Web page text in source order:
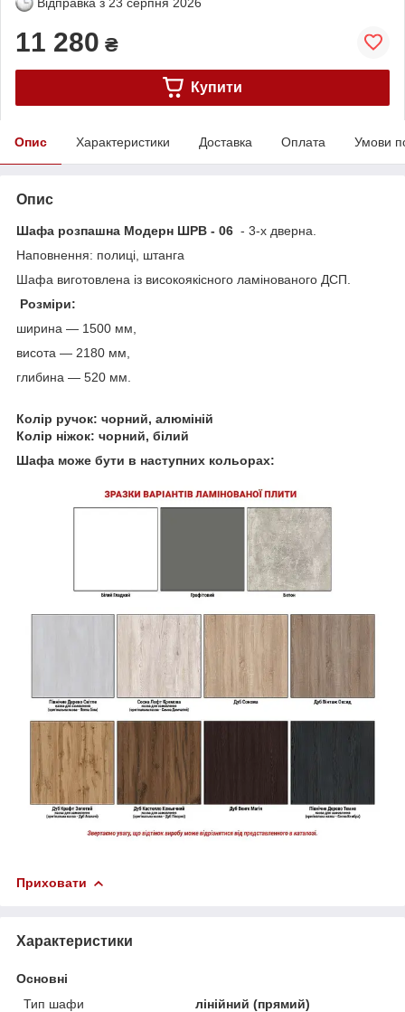
11 280 ₴
Купити
Опис Характеристики Доставка Оплата Умови
Опис
Шафа розпашна Модерн ШРВ - 06 - 3-х дверна.
Наповнення: полиці, штанга
Шафа виготовлена із високоякісного ламінованого ДСП.
Розміри:
ширина — 1500 мм,
висота — 2180 мм,
глибина — 520 мм.
Колір ручок: чорний, алюміній
Колір ніжок: чорний, білий
Шафа може бути в наступних кольорах:
Приховати
Характеристики
Основні
Тип шафи
лінійний (прямий)